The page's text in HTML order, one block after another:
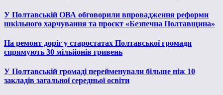
У Полтавській ОВА обговорили впровадження реформи
шкільного харчування та проєкт «Безпечна Полтавщина»
На ремонт доріг у старостатах Полтавської громади
спрямують 30 мільйонів гривень
У Полтавській громаді перейменували більше ніж 10
закладів загальної середньої освіти